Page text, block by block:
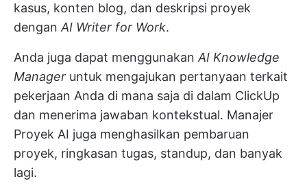
kasus, konten blog, dan deskripsi proyek
dengan AI Writer for Work.
Anda juga dapat menggunakan AI Knowledge
Manager untuk mengajukan pertanyaan terkait
pekerjaan Anda di mana saja di dalam ClickUp
dan menerima jawaban kontekstual. Manajer
Proyek AI juga menghasilkan pembaruan
proyek, ringkasan tugas, standup, dan banyak
lagi.